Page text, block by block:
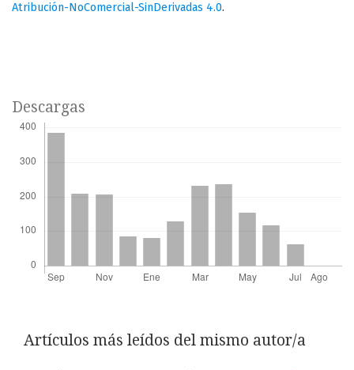
Atribución-NoComercial-SinDerivadas 4.0.
Descargas
Artículos más leídos del mismo autor/a